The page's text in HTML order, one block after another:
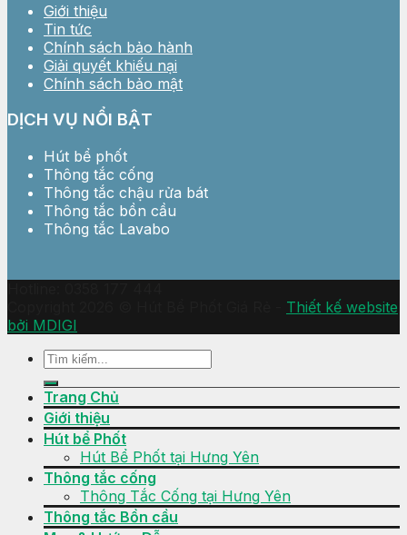
Giới thiệu
Tin tức
Chính sách bảo hành
Giải quyết khiếu nại
Chính sách bảo mật
DỊCH VỤ NỔI BẬT
Hút bể phốt
Thông tắc cống
Thông tắc chậu rửa bát
Thông tắc bồn cầu
Thông tắc Lavabo
Thiết kế website
bởi MDIGI
Trang Chủ
Giới thiệu
Hút bể Phốt
Hút Bể Phốt tại Hưng Yên
Thông tắc cống
Thông Tắc Cống tại Hưng Yên
Thông tắc Bồn cầu